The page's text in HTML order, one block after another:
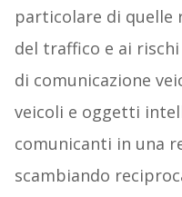
particolare di quelle
del traffico e ai
di comunicazione
veicoli e oggetti
comunicanti in una
scambiando